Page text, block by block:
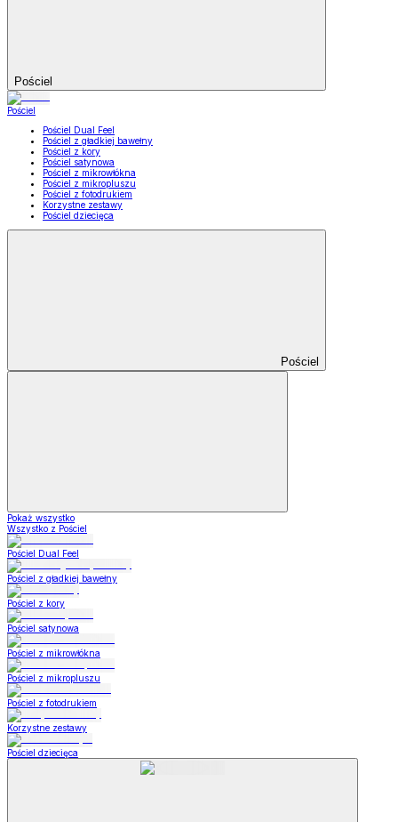
Pościel
Pościel
Pościel Dual Feel
Pościel z gładkiej bawełny
Pościel z kory
Pościel satynowa
Pościel z mikrowłókna
Pościel z mikropluszu
Pościel z fotodrukiem
Korzystne zestawy
Pościel dziecięca
Pościel
Pokaż wszystko
Wszystko z Pościel
Pościel Dual Feel
Pościel z gładkiej bawełny
Pościel z kory
Pościel satynowa
Pościel z mikrowłókna
Pościel z mikropluszu
Pościel z fotodrukiem
Korzystne zestawy
Pościel dziecięca